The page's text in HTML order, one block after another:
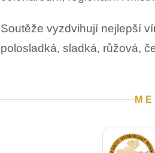
Soutěže vyzdvihují nejlepší
polosladká, sladká, růžová,